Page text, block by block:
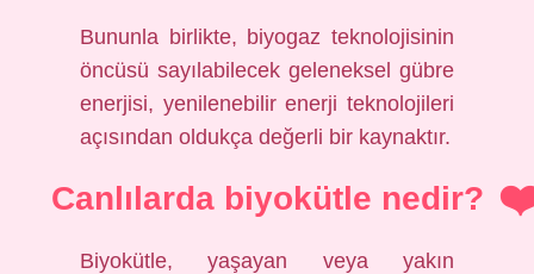
Bununla birlikte, biyogaz teknolojisinin
öncüsü sayılabilecek geleneksel gübre
enerjisi, yenilenebilir enerji teknolojileri
açısından oldukça değerli bir kaynaktır.
Canlılarda biyokütle nedir?
Biyokütle, yaşayan veya yakın